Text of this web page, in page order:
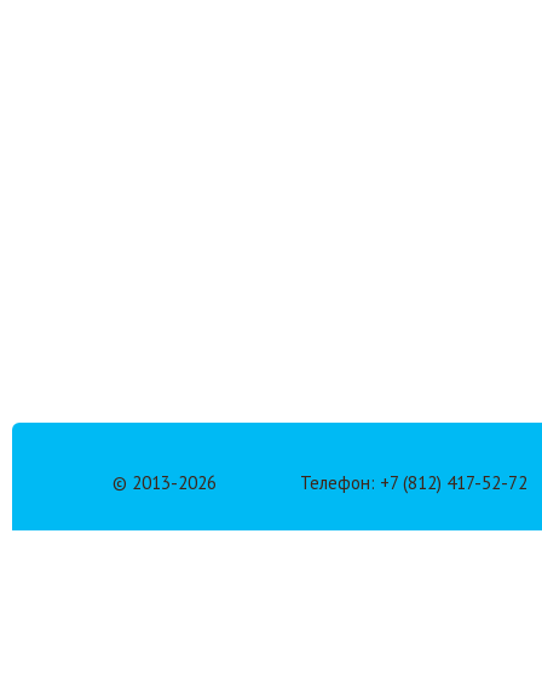
© 2013-2026 Телефон: +7 (812) 417-52-72